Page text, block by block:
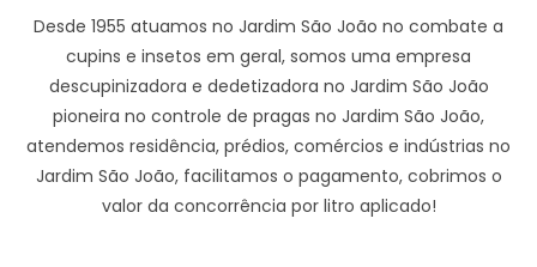
Desde 1955 atuamos no Jardim São João no combate a
cupins e insetos em geral, somos uma empresa
descupinizadora e dedetizadora no Jardim São João
pioneira no controle de pragas no Jardim São João,
atendemos residência, prédios, comércios e indústrias no
Jardim São João, facilitamos o pagamento, cobrimos o
valor da concorrência por litro aplicado!